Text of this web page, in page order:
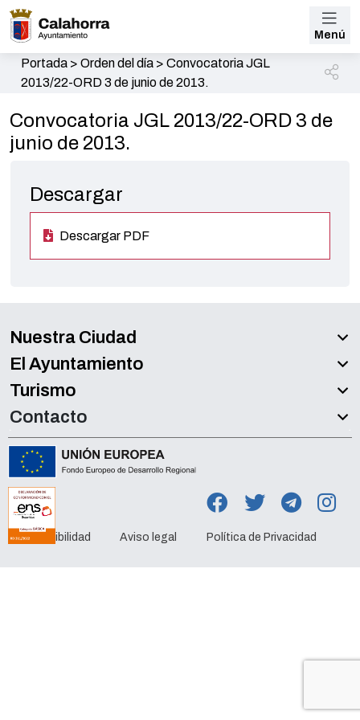
Menú
Portada> Orden del día> Convocatoria JGL
2013/22-ORD 3 de junio de 2013.
Convocatoria JGL 2013/22-ORD 3 de
junio de 2013.
Descargar
Descargar PDF
Nuestra Ciudad
El Ayuntamiento
Turismo
Contacto
Accesibilidad Aviso legal Política de Privacidad